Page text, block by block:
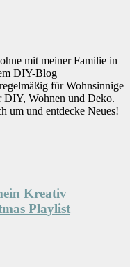
mit meiner Familie in
DIY-Blog
für Wohnsinnige
DIY, Wohnen und Deko.
um und entdecke Neues!
Kreativ
Playlist